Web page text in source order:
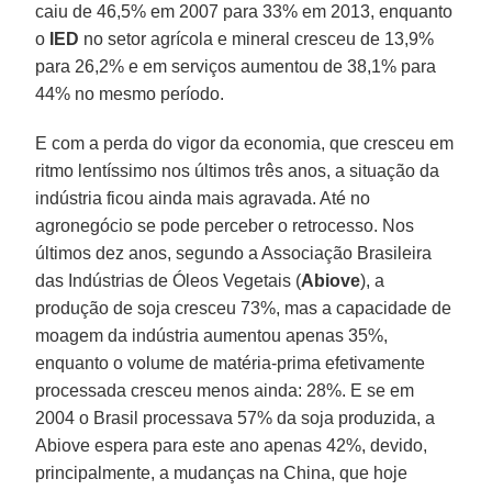
caiu de 46,5% em 2007 para 33% em 2013, enquanto
o
IED no setor agrícola e mineral cresceu de 13,9%
para 26,2% e em serviços aumentou de 38,1% para
44% no mesmo período.
E com a perda do vigor da economia, que cresceu em
ritmo lentíssimo nos últimos três anos, a situação da
indústria ficou ainda mais agravada. Até no
agronegócio se pode perceber o retrocesso. Nos
últimos dez anos, segundo a Associação Brasileira
das Indústrias de Óleos Vegetais (Abiove), a
produção de soja cresceu 73%, mas a capacidade de
moagem da indústria aumentou apenas 35%,
enquanto o volume de matéria-prima efetivamente
processada cresceu menos ainda: 28%. E se em
2004 o Brasil processava 57% da soja produzida, a
Abiove espera para este ano apenas 42%, devido,
principalmente, a mudanças na China, que hoje